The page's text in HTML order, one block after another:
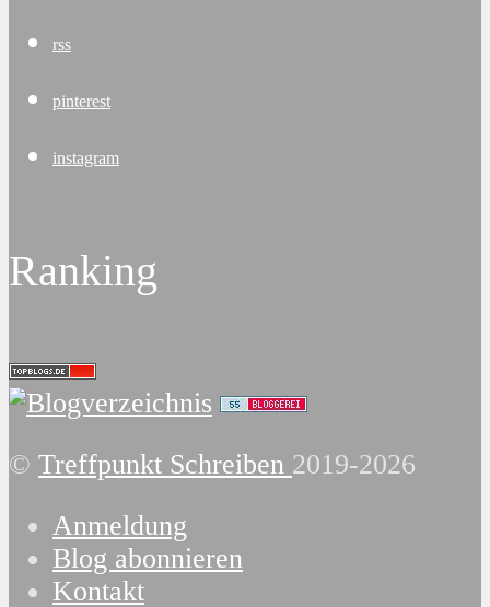
rss
pinterest
instagram
Ranking
© Treffpunkt Schreiben 2019-2026
Anmeldung
Blog abonnieren
Kontakt